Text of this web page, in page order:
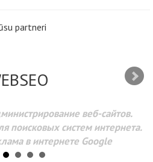
partneri
веб-сайтов.
поисковых систем интернета.
в интернете Google